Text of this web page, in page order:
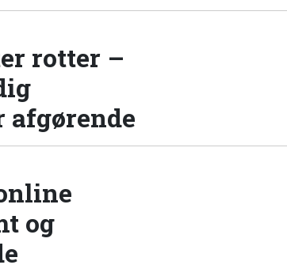
rotter –
afgørende
og